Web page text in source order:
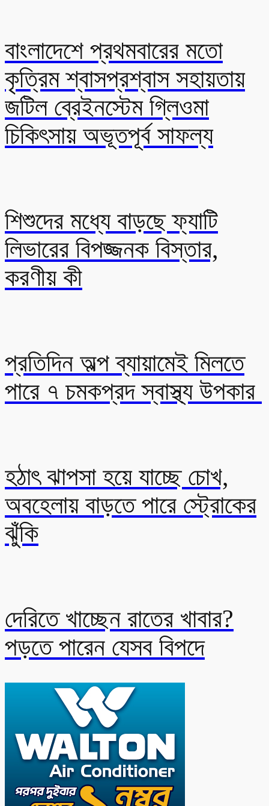
বাংলাদেশে প্রথমবারের মতো
কৃত্রিম শ্বাসপ্রশ্বাস সহায়তায়
জটিল ব্রেইনস্টেম গ্লিওমা
চিকিৎসায় অভূতপূর্ব সাফল্য
শিশুদের মধ্যে বাড়ছে ফ্যাটি
লিভারের বিপজ্জনক বিস্তার,
করণীয় কী
প্রতিদিন অল্প ব্যায়ামেই মিলতে
পারে ৭ চমকপ্রদ স্বাস্থ্য উপকার
হঠাৎ ঝাপসা হয়ে যাচ্ছে চোখ,
অবহেলায় বাড়তে পারে স্ট্রোকের
ঝুঁকি
দেরিতে খাচ্ছেন রাতের খাবার?
পড়তে পারেন যেসব বিপদে